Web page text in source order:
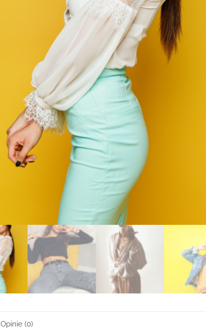
Opinie (0)